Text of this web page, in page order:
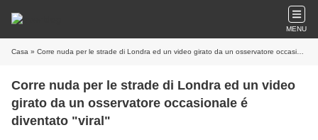
MENU
Casa » Corre nuda per le strade di Londra ed un video girato da un osservatore occasionale é diventato "viral"
Corre nuda per le strade di Londra ed un video
girato da un osservatore occasionale é
diventato "viral"